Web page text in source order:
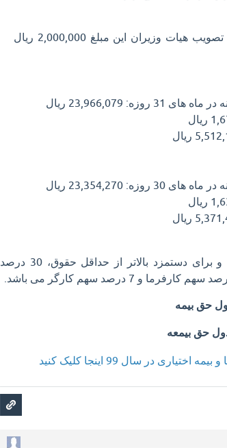
حق مسکن: 1,000,000 ریال (در صورت تصویب هیات وزیران این مبلغ 2,000,000 ریال
23,966,079 ریال
23,354,270 ریال
این مقادیر برای حداقل دستمزد می باشد و برای دستمزد بالاتر از حداقل حقوق، 30 درصد
حق بیمه
در سال 99 اینجا کلیک کنید